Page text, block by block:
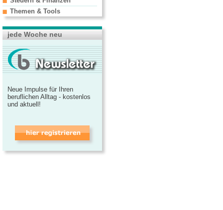
Themen & Tools
jede Woche neu
Neue Impulse für Ihren
beruflichen Alltag - kostenlos
und aktuell!